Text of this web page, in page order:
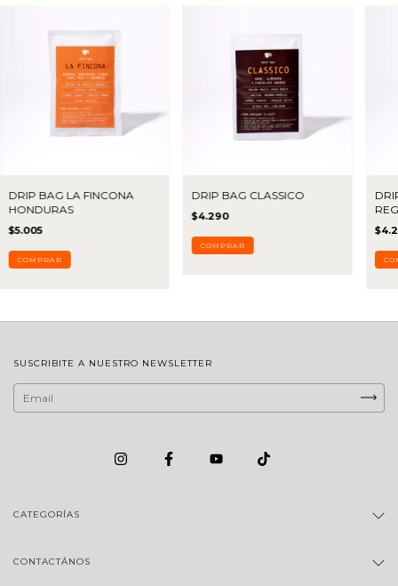
DRIP BAG LA FINCONA
HONDURAS
$5.005
DRIP BAG CLASSICO
$4.290
SUSCRIBITE A NUESTRO NEWSLETTER
CATEGORÍAS
CONTACTÁNOS